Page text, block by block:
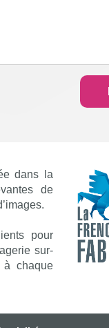
dans la
de
pour
sur-
à chaque